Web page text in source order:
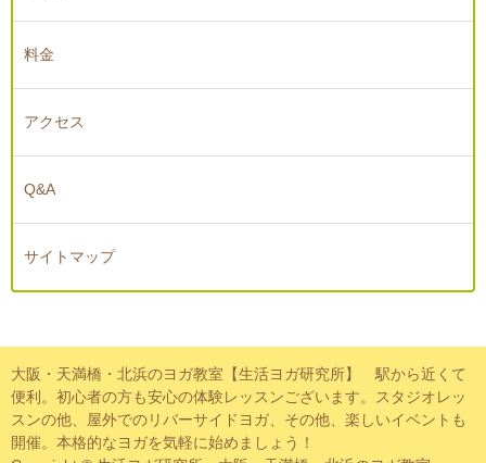
料金
アクセス
Q&A
サイトマップ
大阪・天満橋・北浜のヨガ教室【生活ヨガ研究所】 駅から近くて
便利。初心者の方も安心の体験レッスンございます。スタジオレッ
スンの他、屋外でのリバーサイドヨガ、その他、楽しいイベントも
開催。本格的なヨガを気軽に始めましょう！